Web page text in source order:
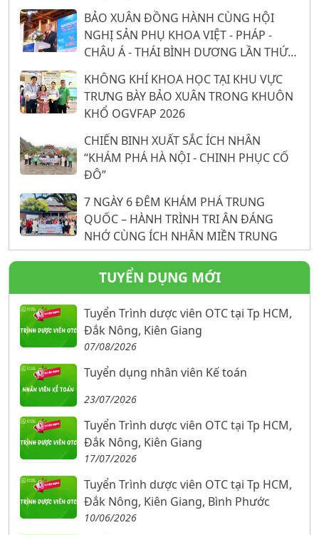
BẢO XUÂN ĐỒNG HÀNH CÙNG HỘI
NGHỊ SẢN PHỤ KHOA VIỆT - PHÁP -
CHÂU Á - THÁI BÌNH DƯƠNG LẦN THỨ
26: 16 NĂM KHẲNG ĐỊNH VỊ THẾ TỪ
NỀN TẢNG KHOA HỌC
KHÔNG KHÍ KHOA HỌC TẠI KHU VỰC
TRƯNG BÀY BẢO XUÂN TRONG KHUÔN
KHỔ OGVFAP 2026
CHIẾN BINH XUẤT SẮC ÍCH NHÂN
“KHÁM PHÁ HÀ NỘI - CHINH PHỤC CỐ
ĐÔ”
7 NGÀY 6 ĐÊM KHÁM PHÁ TRUNG
QUỐC – HÀNH TRÌNH TRI ÂN ĐÁNG
NHỚ CÙNG ÍCH NHÂN MIỀN TRUNG
TUYỂN DỤNG MỚI
Tuyển Trình dược viên OTC tại Tp HCM,
Đắk Nông, Kiên Giang
07/08/2026
Tuyển dụng nhân viên Kế toán
23/07/2026
Tuyển Trình dược viên OTC tại Tp HCM,
Đắk Nông, Kiên Giang
17/07/2026
Tuyển Trình dược viên OTC tại Tp HCM,
Đắk Nông, Kiên Giang, Bình Phước
10/06/2026